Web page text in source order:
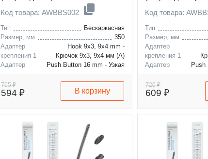
Код товара: AWBBS002
Тип
Бескаркасная
Размер, мм
350
Адаптер
крепления 1
Hook 9x3, 9x4 mm -
Крючок 9x3, 9x4 мм (A)
Адаптер
Push Button 16 mm - Узкая
705 ₽
594 ₽ В корзину
Код товара:
Тип
Размер, мм
Адаптер
крепления 1
Адаптер
Push
720 ₽
609 ₽